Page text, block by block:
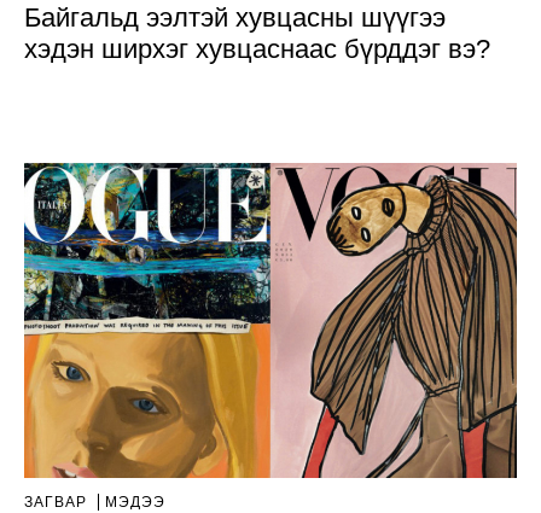
Байгальд ээлтэй хувцасны шүүгээ
хэдэн ширхэг хувцаснаас бүрддэг вэ?
ЗАГВАР МЭДЭЭ